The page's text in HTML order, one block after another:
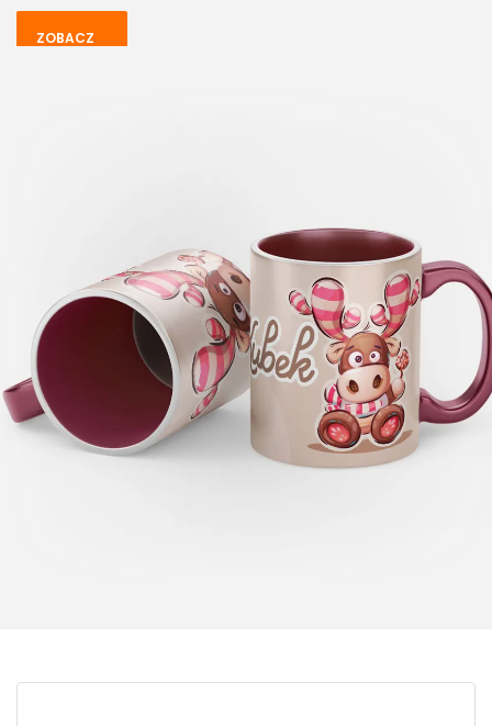
ZOBACZ